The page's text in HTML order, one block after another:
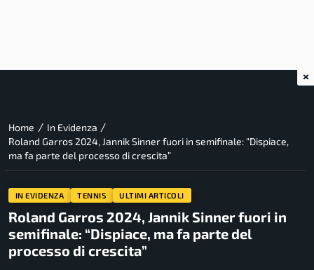
Home / In Evidenza /
Roland Garros 2024, Jannik Sinner fuori in semifinale: “Dispiace,
ma fa parte del processo di crescita”
IN EVIDENZA TENNIS ULTIMI ARTICOLI
Roland Garros 2024, Jannik Sinner fuori in
semifinale: “Dispiace, ma fa parte del
processo di crescita”
×